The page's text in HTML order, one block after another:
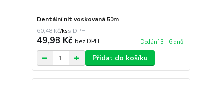
Dentální nit voskovaná 50m
60,48 Kč/ks
49,98 Kč bez DPH Dodání 3 - 6 dnů
Přidat do košíku